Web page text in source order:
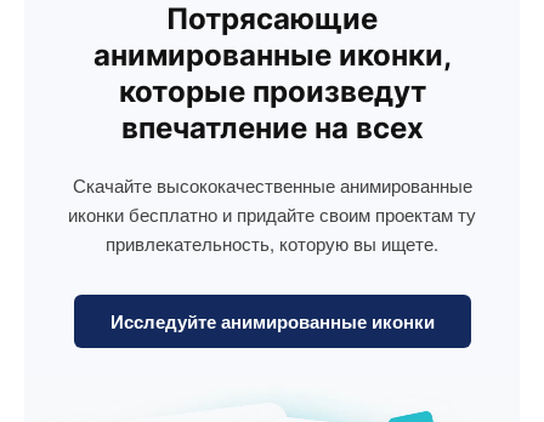
Потрясающие
анимированные иконки,
которые произведут
впечатление на всех
Скачайте высококачественные анимированные
иконки бесплатно и придайте своим проектам ту
привлекательность, которую вы ищете.
Исследуйте анимированные иконки